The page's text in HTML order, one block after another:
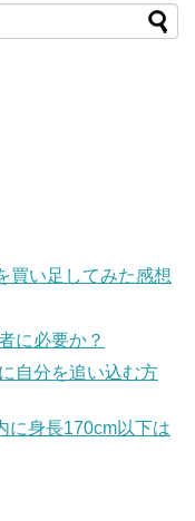
買い足してみた感想
に必要か？
自分を追い込む方
に身長170cm以下は